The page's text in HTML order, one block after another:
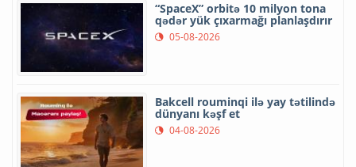
“SpaceX” orbitə 10 milyon tona
qədər yük çıxarmağı planlaşdırır
05-08-2026
Bakcell rouminqi ilə yay tətilində
dünyanı kəşf et
04-08-2026